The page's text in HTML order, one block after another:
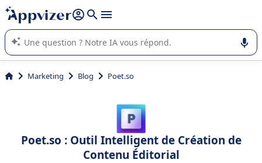
répondre (plusieurs lignes avec
L'IA de Appvizer vous guide dans l'utilisation ou la sélection de
logiciel SaaS en entreprise.
Marketing Blog Poet.so
Poet.so : Outil Intelligent de Création de
Contenu Éditorial